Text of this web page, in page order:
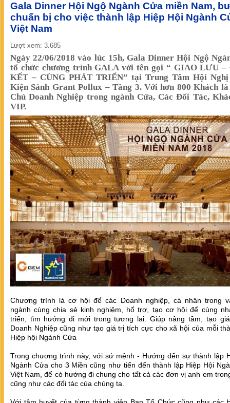
Gala Dinner Hội Ngộ Ngành Cửa miền Nam,
chuẩn bị cho việc thành lập Hiệp Hội Ngành
Việt Nam
Lượt xem: 3.685
Ngày 22/06/2018 vào lúc 15h, Gala Dinner Hội Ngộ
tổ chức chương trình GALA với tên gọi “ GIAO LƯU –
KẾT – CÙNG PHÁT TRIỂN” tại Trung Tâm Hội
Kiện Sảnh Grant Pollux – Tầng 3. Với hơn 800 Khách là
Chủ Doanh Nghiệp trong ngành Cửa, Các Đối Tác,
VIP.
Chương trình là cơ hội để các Doanh nghiệp, cá nhân trong
ngành cùng chia sẻ kinh nghiệm, hổ trợ, tạo cơ hội để cùng
triển, tìm hướng đi mới trong tương lai. Giúp nâng tầm, tạo
Doanh Nghiệp cũng như tạo giá trị tích cực cho xã hội của mỗi
Hiệp hội Ngành Cửa
Trong chương trình này, với sứ mệnh - Hướng đến sự thành lập
Ngành Cửa cho 3 Miền cũng như tiến đến thành lập Hiệp Hội
Việt Nam, để có hướng đi chung cho tất cả các đơn vị anh em
cũng như các đối tác của chúng ta.